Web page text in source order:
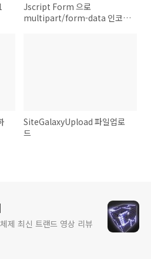
Jscript Form 으로
multipart/form-data 인코딩
SiteGalaxyUpload 파일업로
드
제 최신 트랜드 영상 리뷰